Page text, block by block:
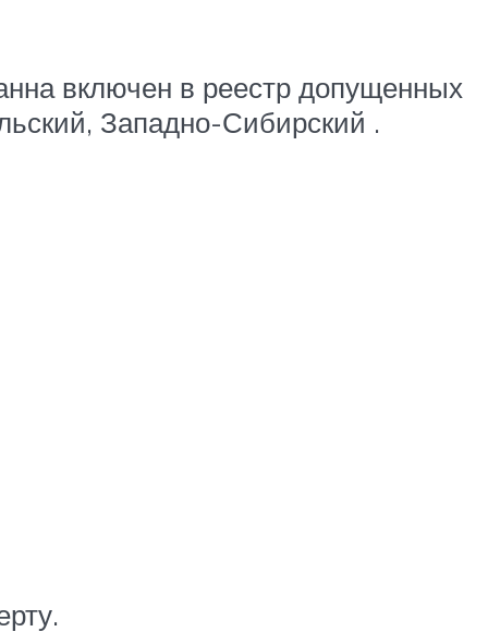
включен в реестр допущенных
Западно-Сибирский .